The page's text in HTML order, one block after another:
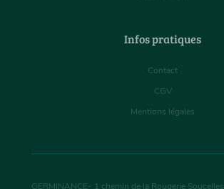
Infos pratiques
Contact
CGV
Mentions légales
GERMINANCE- 1 chemin de la Rougerie Soucelles